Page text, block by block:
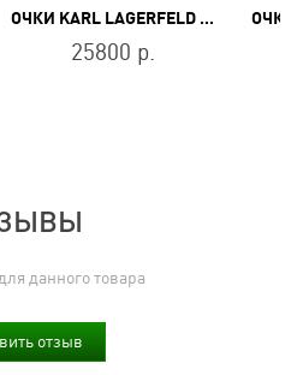
ОЧКИ KARL LAGERFELD KL 340S 710
25800 р.
данного товара
отзыв